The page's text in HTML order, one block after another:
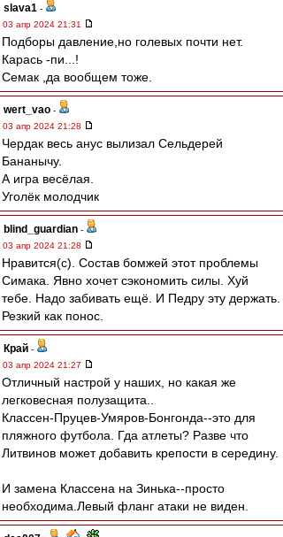
slava1 -
03 апр 2024 21:31
Подборы давление,но голевых почти нет.
Карась -пи...!
Семак ,да вообщем тоже.
wert_vao -
03 апр 2024 21:28
Чердак весь анус вылизал Сельдерей
Бананычу.
А игра весёлая.
Уголёк молодчик
blind_guardian -
03 апр 2024 21:28
Нравится(с). Состав бомжей этот проблемы
Симака. Явно хочет сэкономить силы. Хуй
тебе. Надо забивать ещё. И Педру эту держать.
Резкий как понос.
Край -
03 апр 2024 21:27
Отличный настрой у наших, но какая же
легковесная полузащита..
Классен-Пруцев-Умяров-Бонгонда--это для
пляжного футбола. Гда атлеты? Разве что
Литвинов может добавить крепости в середину.
И замена Классена на Зинька--просто
необходима.Левый фланг атаки не виден.